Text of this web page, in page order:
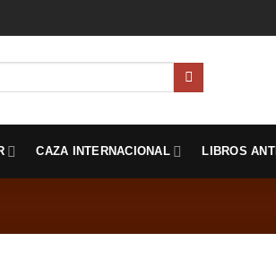
CAZA INTERNACIONAL LIBROS